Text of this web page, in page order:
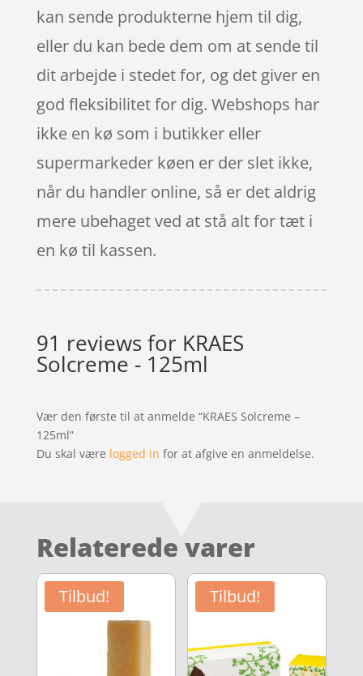
kan sende produkterne hjem til dig,
eller du kan bede dem om at sende til
dit arbejde i stedet for, og det giver en
god fleksibilitet for dig. Webshops har
ikke en kø som i butikker eller
supermarkeder køen er der slet ikke,
når du handler online, så er det aldrig
mere ubehaget ved at stå alt for tæt i
en kø til kassen.
91 reviews for KRAES
Solcreme - 125ml
Vær den første til at anmelde “KRAES Solcreme –
125ml”
Du skal være logged in for at afgive en anmeldelse.
Relaterede varer
Tilbud! Tilbud!